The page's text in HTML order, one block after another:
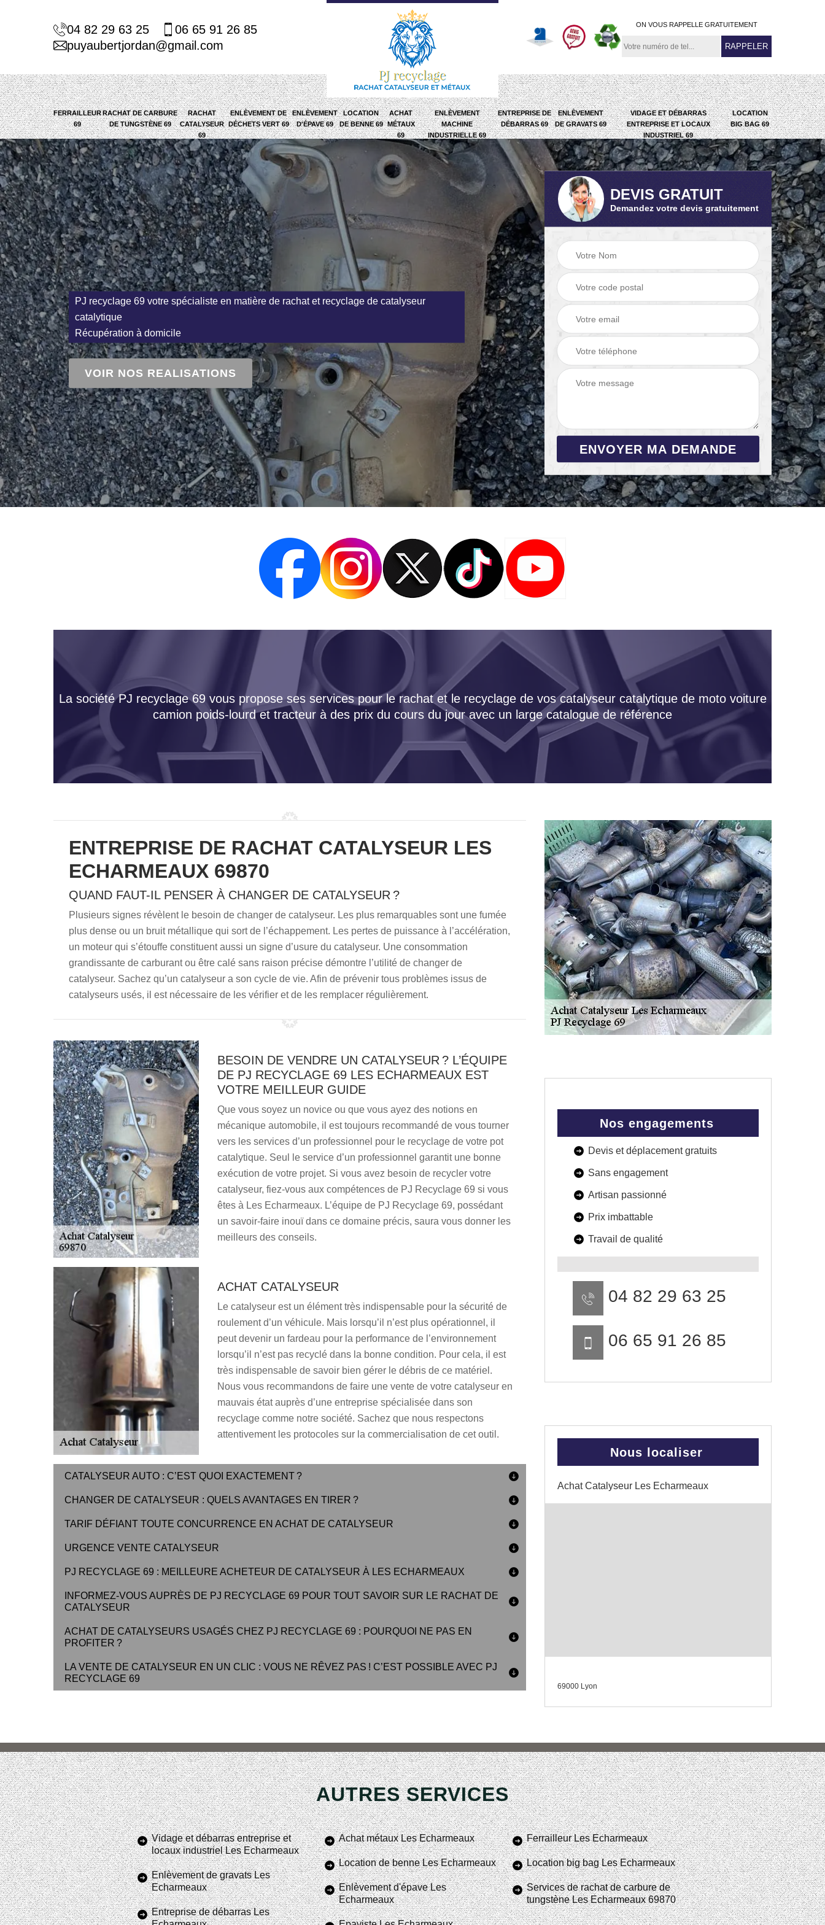
04 82 29 63 25
06 65 91 26 85
puyaubertjordan@gmail.com
ON VOUS RAPPELLE GRATUITEMENT
FERRAILLEUR
69
RACHAT DE CARBURE
DE TUNGSTÈNE 69
RACHAT
CATALYSEUR
69
ENLÈVEMENT DE
DÉCHETS VERT 69
ENLÈVEMENT
D'ÉPAVE 69
LOCATION
DE BENNE 69
ACHAT
MÉTAUX
69
ENLÈVEMENT
MACHINE
INDUSTRIELLE 69
ENTREPRISE DE
DÉBARRAS 69
ENLÈVEMENT
DE GRAVATS 69
VIDAGE ET DÉBARRAS
ENTREPRISE ET LOCAUX
INDUSTRIEL 69
LOCATION
BIG BAG 69
PJ recyclage 69 votre spécialiste en matière de rachat et recyclage de catalyseur
catalytique
Récupération à domicile
VOIR NOS REALISATIONS
DEVIS GRATUIT
Demandez votre devis gratuitement
La société PJ recyclage 69 vous propose ses services pour le rachat et le recyclage de vos catalyseur catalytique de moto voiture
camion poids-lourd et tracteur à des prix du cours du jour avec un large catalogue de référence
ENTREPRISE DE RACHAT CATALYSEUR LES
ECHARMEAUX 69870
QUAND FAUT-IL PENSER À CHANGER DE CATALYSEUR ?
Plusieurs signes révèlent le besoin de changer de catalyseur. Les plus remarquables sont une fumée
plus dense ou un bruit métallique qui sort de l’échappement. Les pertes de puissance à l’accélération,
un moteur qui s’étouffe constituent aussi un signe d’usure du catalyseur. Une consommation
grandissante de carburant ou être calé sans raison précise démontre l’utilité de changer de
catalyseur. Sachez qu’un catalyseur a son cycle de vie. Afin de prévenir tous problèmes issus de
catalyseurs usés, il est nécessaire de les vérifier et de les remplacer régulièrement.
BESOIN DE VENDRE UN CATALYSEUR ? L’ÉQUIPE
DE PJ RECYCLAGE 69 LES ECHARMEAUX EST
VOTRE MEILLEUR GUIDE
Que vous soyez un novice ou que vous ayez des notions en
mécanique automobile, il est toujours recommandé de vous tourner
vers les services d’un professionnel pour le recyclage de votre pot
catalytique. Seul le service d’un professionnel garantit une bonne
exécution de votre projet. Si vous avez besoin de recycler votre
catalyseur, fiez-vous aux compétences de PJ Recyclage 69 si vous
êtes à Les Echarmeaux. L’équipe de PJ Recyclage 69, possédant
un savoir-faire inouï dans ce domaine précis, saura vous donner les
meilleurs des conseils.
ACHAT CATALYSEUR
Le catalyseur est un élément très indispensable pour la sécurité de
roulement d’un véhicule. Mais lorsqu’il n’est plus opérationnel, il
peut devenir un fardeau pour la performance de l’environnement
lorsqu’il n’est pas recyclé dans la bonne condition. Pour cela, il est
très indispensable de savoir bien gérer le débris de ce matériel.
Nous vous recommandons de faire une vente de votre catalyseur en
mauvais état auprès d’une entreprise spécialisée dans son
recyclage comme notre société. Sachez que nous respectons
attentivement les protocoles sur la commercialisation de cet outil.
CATALYSEUR AUTO : C’EST QUOI EXACTEMENT ?
CHANGER DE CATALYSEUR : QUELS AVANTAGES EN TIRER ?
TARIF DÉFIANT TOUTE CONCURRENCE EN ACHAT DE CATALYSEUR
URGENCE VENTE CATALYSEUR
PJ RECYCLAGE 69 : MEILLEURE ACHETEUR DE CATALYSEUR À LES ECHARMEAUX
INFORMEZ-VOUS AUPRÈS DE PJ RECYCLAGE 69 POUR TOUT SAVOIR SUR LE RACHAT DE
CATALYSEUR
ACHAT DE CATALYSEURS USAGÉS CHEZ PJ RECYCLAGE 69 : POURQUOI NE PAS EN
PROFITER ?
LA VENTE DE CATALYSEUR EN UN CLIC : VOUS NE RÊVEZ PAS ! C’EST POSSIBLE AVEC PJ
RECYCLAGE 69
Nos engagements
Devis et déplacement gratuits
Sans engagement
Artisan passionné
Prix imbattable
Travail de qualité
04 82 29 63 25
06 65 91 26 85
Nous localiser
Achat Catalyseur Les Echarmeaux
69000 Lyon
AUTRES SERVICES
Vidage et débarras entreprise et
locaux industriel Les Echarmeaux
Enlèvement de gravats Les
Echarmeaux
Entreprise de débarras Les
Achat métaux Les Echarmeaux
Location de benne Les Echarmeaux
Enlèvement d'épave Les
Echarmeaux
Ferrailleur Les Echarmeaux
Location big bag Les Echarmeaux
Services de rachat de carbure de
tungstène Les Echarmeaux 69870